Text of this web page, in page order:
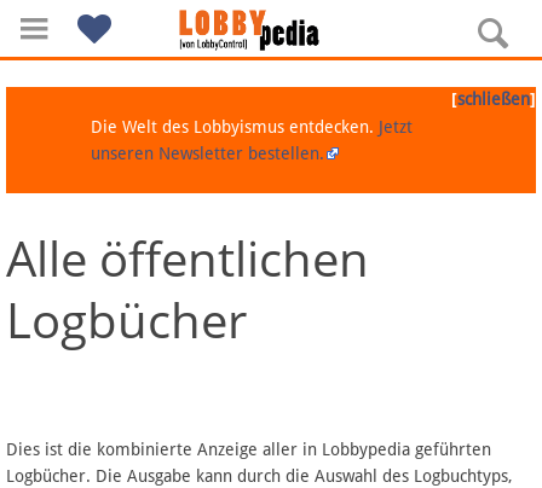
Navigation
Über Lobbypedia
Artikel nach Kategorien
[schließen]
Die Welt des Lobbyismus entdecken. Jetzt
unseren Newsletter bestellen.
Alle öffentlichen
Logbücher
Dies ist die kombinierte Anzeige aller in Lobbypedia geführten
Logbücher. Die Ausgabe kann durch die Auswahl des Logbuchtyps,